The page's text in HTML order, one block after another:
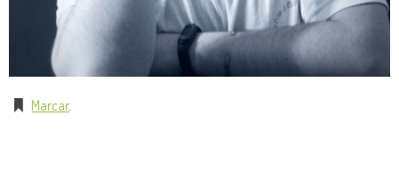
Marcar.